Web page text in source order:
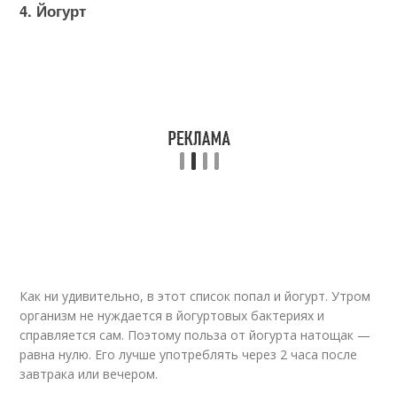
4. Йогурт
Как ни удивительно, в этот список попал и йогурт. Утром
организм не нуждается в йогуртовых бактериях и
справляется сам. Поэтому польза от йогурта натощак —
равна нулю. Его лучше употреблять через 2 часа после
завтрака или вечером.